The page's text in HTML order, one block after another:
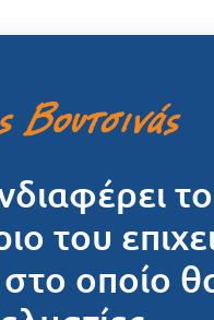
του
οποίο